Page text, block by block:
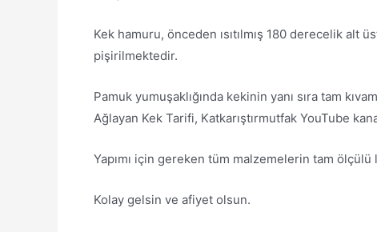
Kek hamuru, önceden ısıtılmış 180 derecelik alt
pişirilmektedir.
Pamuk yumuşaklığında kekinin yanı sıra tam
Ağlayan Kek Tarifi, Katkarıştırmutfak YouTube
Yapımı için gereken tüm malzemelerin tam ölçülü
Kolay gelsin ve afiyet olsun.